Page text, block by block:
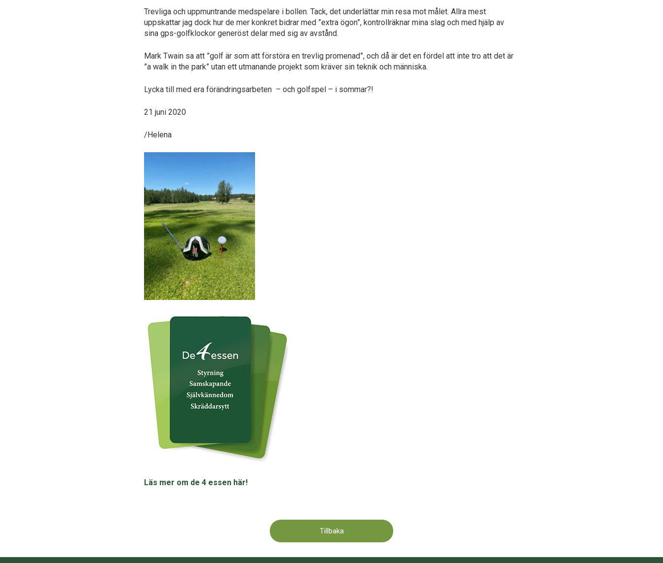
Trevliga och uppmuntrande medspelare i bollen. Tack, det underlättar min resa mot målet. Allra mest
uppskattar jag dock hur de mer konkret bidrar med ”extra ögon”, kontrollräknar mina slag och med hjälp av
sina gps-golfklockor generöst delar med sig av avstånd.
Mark Twain sa att ”golf är som att förstöra en trevlig promenad”, och då är det en fördel att inte tro att det är
”a walk in the park” utan ett utmanande projekt som kräver sin teknik och människa.
Lycka till med era förändringsarbeten – och golfspel – i sommar?!
21 juni 2020
/Helena
Läs mer om de 4 essen här!
Tillbaka